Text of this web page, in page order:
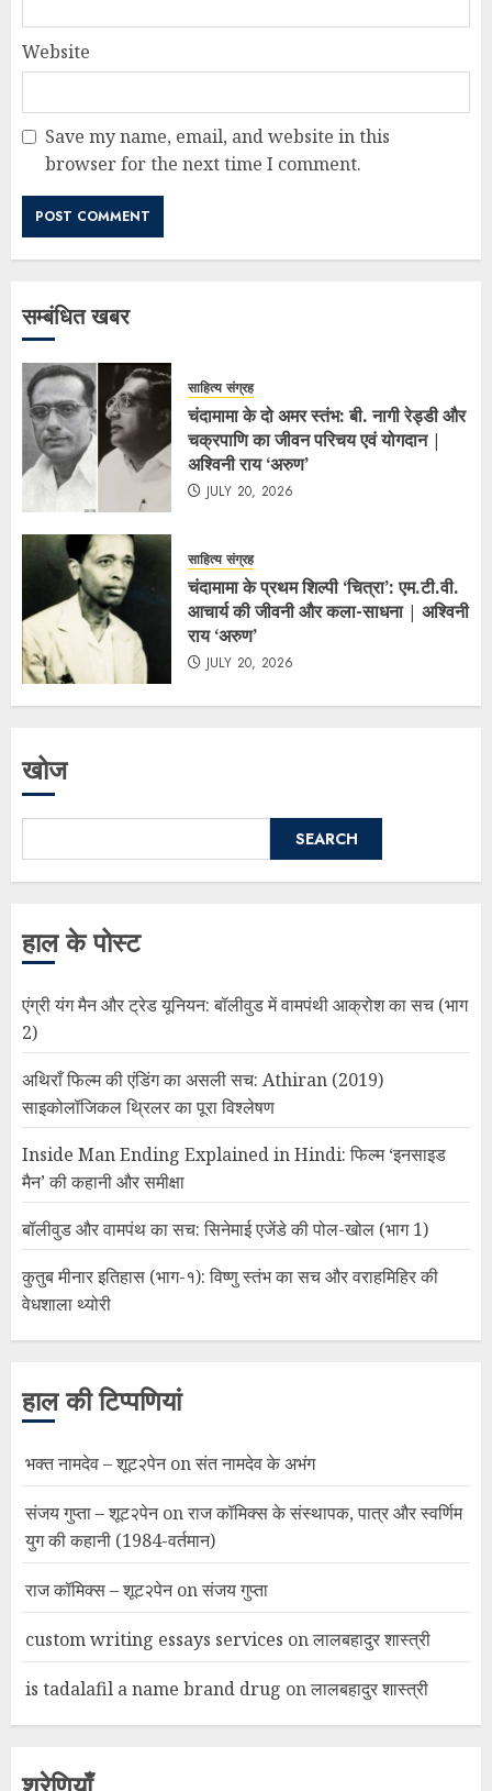
Website
Save my name, email, and website in this
browser for the next time I comment.
सम्बंधित खबर
साहित्य संग्रह
चंदामामा के दो अमर स्तंभ: बी. नागी रेड्डी और
चक्रपाणि का जीवन परिचय एवं योगदान |
अश्विनी राय ‘अरुण’
JULY 20, 2026
साहित्य संग्रह
चंदामामा के प्रथम शिल्पी ‘चित्रा’: एम.टी.वी.
आचार्य की जीवनी और कला-साधना | अश्विनी
राय ‘अरुण’
JULY 20, 2026
खोज
SEARCH
हाल के पोस्ट
एंग्री यंग मैन और ट्रेड यूनियन: बॉलीवुड में वामपंथी आक्रोश का सच (भाग
2)
अथिराँ फिल्म की एंडिंग का असली सच: Athiran (2019)
साइकोलॉजिकल थ्रिलर का पूरा विश्लेषण
Inside Man Ending Explained in Hindi: फिल्म ‘इनसाइड
मैन’ की कहानी और समीक्षा
बॉलीवुड और वामपंथ का सच: सिनेमाई एजेंडे की पोल-खोल (भाग 1)
कुतुब मीनार इतिहास (भाग-१): विष्णु स्तंभ का सच और वराहमिहिर की
वेधशाला थ्योरी
हाल की टिप्पणियां
भक्त नामदेव – शूट२पेनonसंत नामदेव के अभंग
संजय गुप्ता – शूट२पेनonराज कॉमिक्स के संस्थापक, पात्र और स्वर्णिम
युग की कहानी (1984-वर्तमान)
राज कॉमिक्स – शूट२पेनonसंजय गुप्ता
custom writing essays services onलालबहादुर शास्त्री
is tadalafil a name brand drug onलालबहादुर शास्त्री